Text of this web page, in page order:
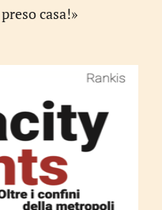
casa!»